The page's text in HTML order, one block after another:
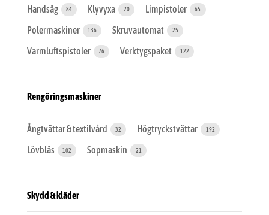
Handsåg 84 Klyvyxa 20 Limpistoler 65
Polermaskiner 136 Skruvautomat 25
Varmluftspistoler 76 Verktygspaket 122
Rengöringsmaskiner
Ångtvättar & textilvård 32 Högtryckstvättar 192
Lövblås 102 Sopmaskin 21
Skydd & kläder